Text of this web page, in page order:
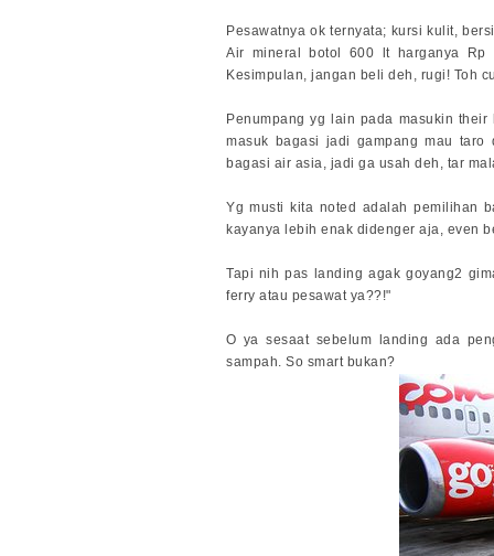
Pesawatnya ok ternyata; kursi kulit,
Air mineral botol 600 lt harganya
Kesimpulan, jangan beli deh, rugi! Toh
Penumpang yg lain pada masukin
masuk bagasi jadi gampang mau
bagasi air asia, jadi ga usah deh, tar
Yg musti kita noted adalah pemilihan
kayanya lebih enak didenger aja, even
Tapi nih pas landing agak goyang2
ferry atau pesawat ya??!"
O ya sesaat sebelum landing ada
sampah. So smart bukan?